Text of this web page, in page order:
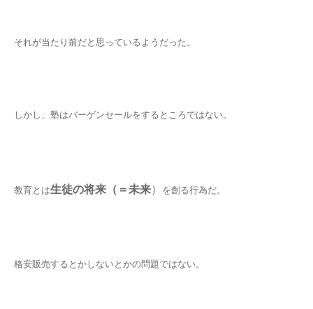
それが当たり前だと思っているようだった。
しかし、塾はバーゲンセールをするところではない。
教育とは生徒の将来（＝未来） を創る行為だ。
格安販売するとかしないとかの問題ではない。